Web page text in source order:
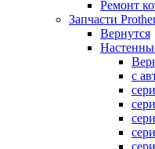
Ремонт
Запчасти
Вернутся
с